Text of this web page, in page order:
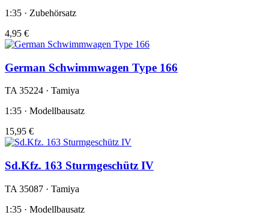
1:35 · Zubehörsatz
4,95 €
German Schwimmwagen Type 166
TA 35224 · Tamiya
1:35 · Modellbausatz
15,95 €
Sd.Kfz. 163 Sturmgeschütz IV
TA 35087 · Tamiya
1:35 · Modellbausatz